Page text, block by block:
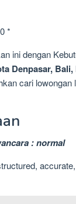
*
ini dengan
Denpasar,
cari
: normal